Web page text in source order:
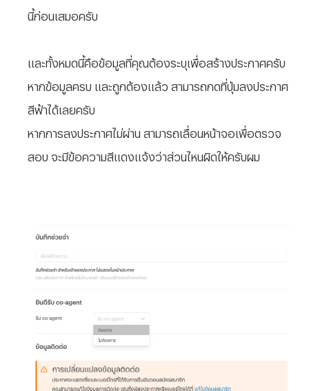
นี้ก่อนเสมอครับ
และทั้งหมดนี้คือข้อมูลที่คุณต้องระบุเพื่อสร้างประกาศครับ
หากข้อมูลครบ และถูกต้องแล้ว สามารถกดที่ปุ่มลงประกาศ
สีฟ้าได้เลยครับ
หากการลงประกาศไม่ผ่าน สามารถเลื่อนหน้าจอเพื่อตรวจ
สอบ จะมีข้อความสีแดงแจ้งว่าส่วนไหนผิดให้ครับผม